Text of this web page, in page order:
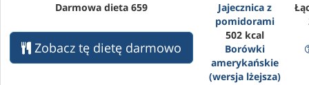
Darmowa dieta 659
Zobacz tę dietę darmowo
Jajecznica z
pomidorami
502 kcal
Borówki
amerykańskie
(wersja lżejsza)